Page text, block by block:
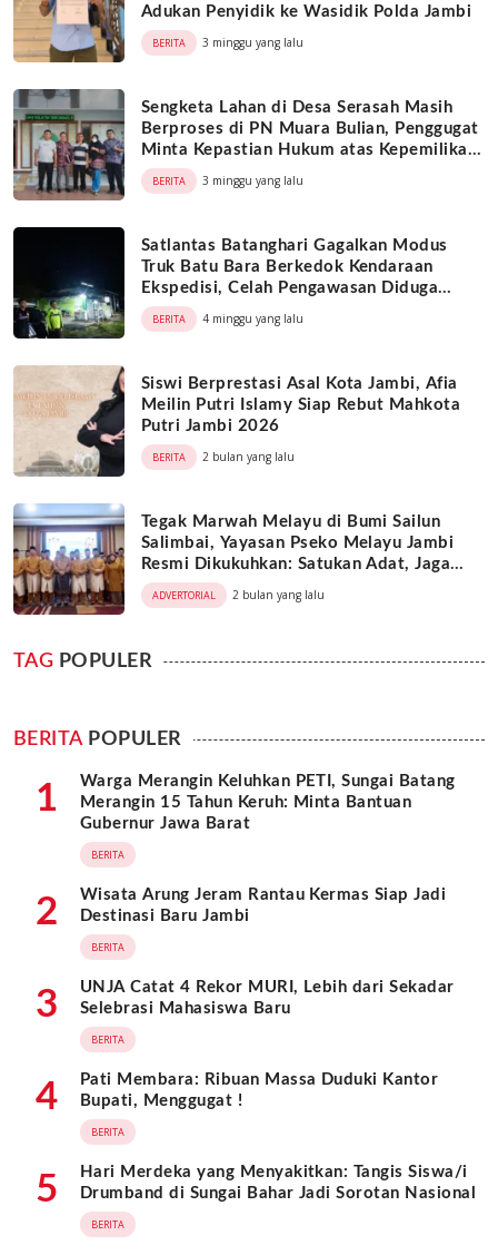
Adukan Penyidik ke Wasidik Polda Jambi
BERITA 3 minggu yang lalu
Sengketa Lahan di Desa Serasah Masih
Berproses di PN Muara Bulian, Penggugat
Minta Kepastian Hukum atas Kepemilikan
Objek Tanah
BERITA 3 minggu yang lalu
Satlantas Batanghari Gagalkan Modus
Truk Batu Bara Berkedok Kendaraan
Ekspedisi, Celah Pengawasan Diduga
Dimanfaatkan Oknum
BERITA 4 minggu yang lalu
Siswi Berprestasi Asal Kota Jambi, Afia
Meilin Putri Islamy Siap Rebut Mahkota
Putri Jambi 2026
BERITA 2 bulan yang lalu
Tegak Marwah Melayu di Bumi Sailun
Salimbai, Yayasan Pseko Melayu Jambi
Resmi Dikukuhkan: Satukan Adat, Jaga
Warisan Leluhur
ADVERTORIAL 2 bulan yang lalu
TAG POPULER
BERITAPOPULER
1
Warga Merangin Keluhkan PETI, Sungai Batang
Merangin 15 Tahun Keruh: Minta Bantuan
Gubernur Jawa Barat
BERITA
2
Wisata Arung Jeram Rantau Kermas Siap Jadi
Destinasi Baru Jambi
BERITA
3
UNJA Catat 4 Rekor MURI, Lebih dari Sekadar
Selebrasi Mahasiswa Baru
BERITA
4
Pati Membara: Ribuan Massa Duduki Kantor
Bupati, Menggugat !
BERITA
5
Hari Merdeka yang Menyakitkan: Tangis Siswa/i
Drumband di Sungai Bahar Jadi Sorotan Nasional
BERITA